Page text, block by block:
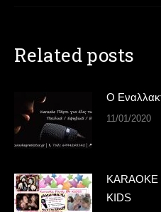
Related posts
Ο
11/01/2020
KARAOKE
KIDS